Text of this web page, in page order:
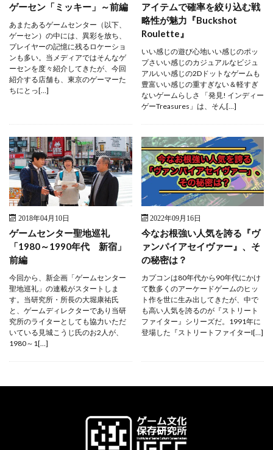
ゲーセン「ミッキー」～前編
あまたあるゲームセンター（以下、
ゲーセン）の中には、異彩を放ち、
プレイヤーの記憶に残るロケーショ
ンも多い。当メディアではそんなゲ
ーセンを度々紹介してきたが、今回
紹介する店舗も、東京のゲーマーた
ちにとっ[…]
アイテムで確率を絞り込む戦
略性が魅力『Buckshot
Roulette』
いい感じの遊び心地いい感じのポッ
プさいい感じのカジュアルなビジュ
アルいい感じの2Dドットなゲームも
豊富いい感じの重すぎない＆軽すぎ
ないゲームらしさ 「発見! インディー
ゲーTreasures」は、そん[…]
2018年04月10日
ゲームセンター聖地巡礼
「1980～1990年代 新宿」
前編
今回から、新企画「ゲームセンター
聖地巡礼」の連載がスタートしま
す。当研究所・所長の大堀康祐氏
と、ゲームディレクターであり当研
究所のライターとしても協力いただ
いている見城こうじ氏のお2人が、
1980～1[…]
2022年09月16日
今なお根強い人気を誇る『ヴ
ァンパイアセイヴァー』、そ
の秘密は？
カプコンは80年代から90年代にかけ
て数多くのアーケードゲームのヒッ
ト作を世に生み出してきたが、中で
も高い人気を誇るのが『ストリート
ファイター』シリーズだ。1991年に
登場した『ストリートファイターI[…]